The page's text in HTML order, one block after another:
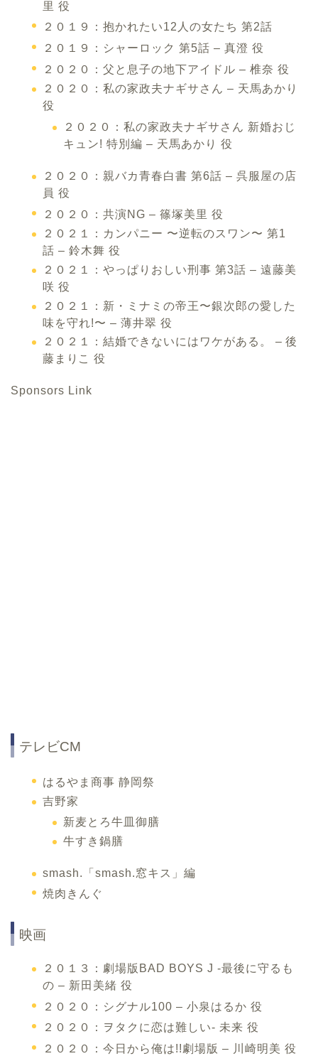
里 役
２０１９：抱かれたい12人の女たち 第2話
２０１９：シャーロック 第5話 – 真澄 役
２０２０：父と息子の地下アイドル – 椎奈 役
２０２０：私の家政夫ナギサさん – 天馬あかり
役
２０２０：私の家政夫ナギサさん 新婚おじ
キュン! 特別編 – 天馬あかり 役
２０２０：親バカ青春白書 第6話 – 呉服屋の店
員 役
２０２０：共演NG – 篠塚美里 役
２０２１：カンパニー 〜逆転のスワン〜 第1
話 – 鈴木舞 役
２０２１：やっぱりおしい刑事 第3話 – 遠藤美
咲 役
２０２１：新・ミナミの帝王〜銀次郎の愛した
味を守れ!〜 – 薄井翠 役
２０２１：結婚できないにはワケがある。
– 後
藤まりこ 役
Sponsors Link
テレビCM
はるやま商事 静岡祭
吉野家
新麦とろ牛皿御膳
牛すき鍋膳
smash.「smash.窓キス」編
焼肉きんぐ
映画
２０１３：劇場版BAD BOYS J -最後に守るも
の – 新田美緒 役
２０２０：シグナル100 – 小泉はるか 役
２０２０：ヲタクに恋は難しい- 未来 役
２０２０：今日から俺は!!劇場版 – 川崎明美 役